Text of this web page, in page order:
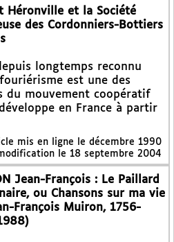
Héronville et la Société
des Cordonniers-Bottiers
longtemps reconnu
est une des
du mouvement coopératif
en France à partir
mis en ligne le décembre 1990
le 18 septembre 2004
Jean-François : Le Paillard
ou Chansons sur ma vie
François Muiron, 1756-